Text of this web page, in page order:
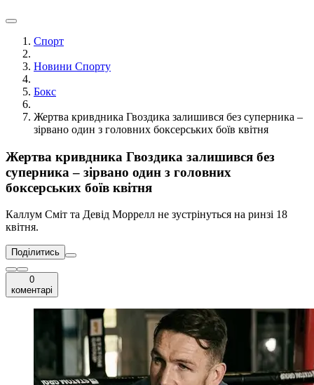
Спорт
Новини Спорту
Бокс
Жертва кривдника Гвоздика залишився без суперника –
зірвано один з головних боксерських боїв квітня
Жертва кривдника Гвоздика залишився без
суперника – зірвано один з головних
боксерських боїв квітня
Каллум Сміт та Девід Моррелл не зустрінуться на ринзі 18
квітня.
Поділитись
0
коментарі